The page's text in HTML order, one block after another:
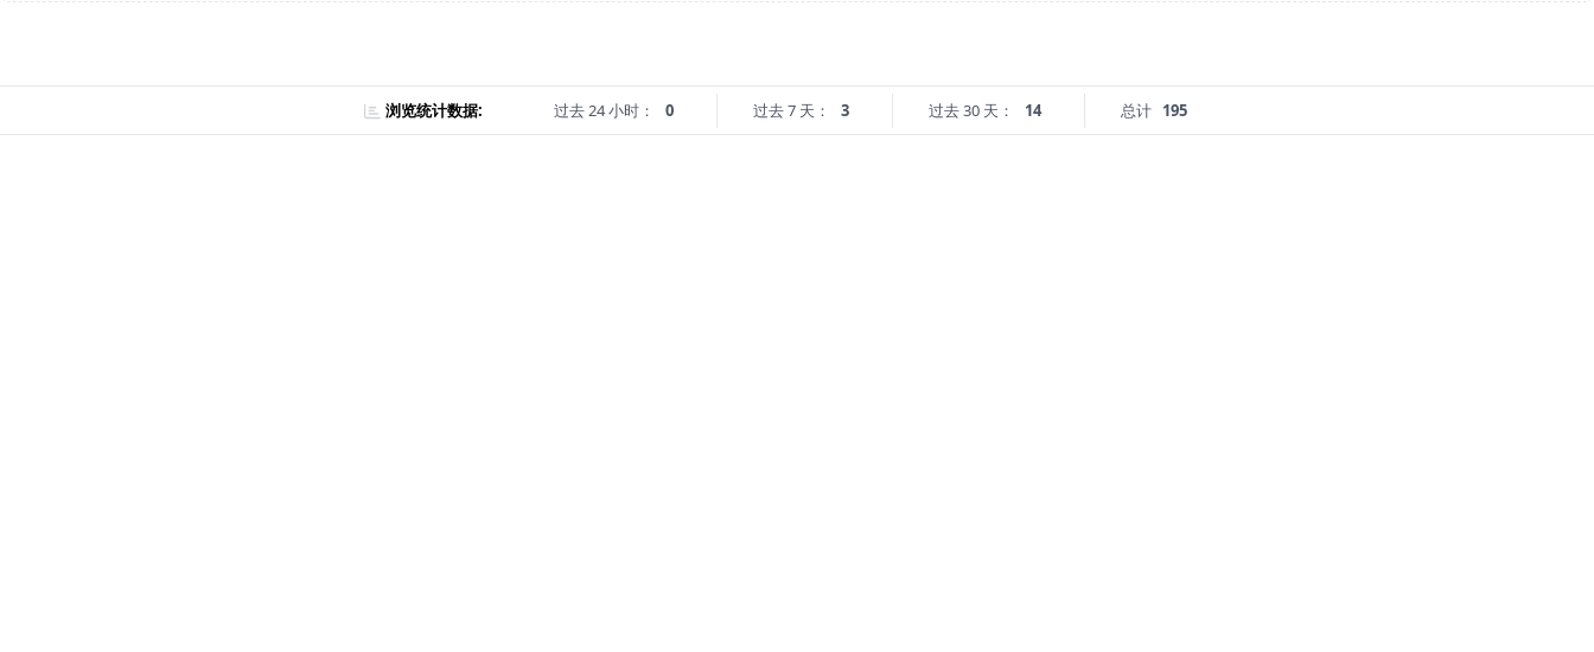
浏览统计数据: 过去 24 小时： 0 过去 7 天： 3 过去 30 天： 14 总计 195